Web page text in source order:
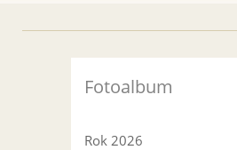
Fotoalbum
Rok 2026